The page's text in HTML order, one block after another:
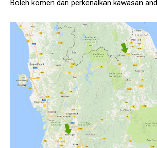
Boleh komen dan perkenalkan kawasan